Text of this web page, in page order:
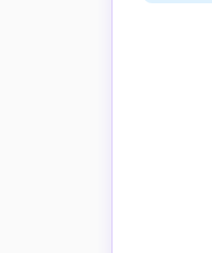
trắc